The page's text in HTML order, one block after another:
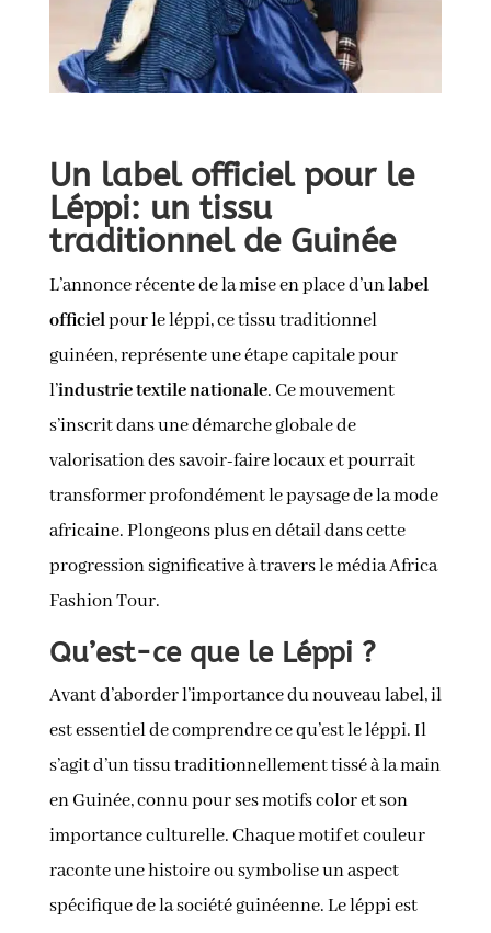
Un label officiel pour le
Léppi: un tissu
traditionnel de Guinée
L’annonce récente de la mise en place d’unlabel
officielpour le léppi, ce tissu traditionnel
guinéen, représente une étape capitale pour
l’industrie textile nationale. Ce mouvement
s’inscrit dans une démarche globale de
valorisation des savoir-faire locaux et pourrait
transformer profondément le paysage de la mode
africaine. Plongeons plus en détail dans cette
progression significative à travers le média Africa
Fashion Tour.
Qu’est-ce que le Léppi ?
Avant d’aborder l’importance du nouveau label, il
est essentiel de comprendre ce qu’est le léppi. Il
s’agit d’un tissu traditionnellement tissé à la main
en Guinée, connu pour ses motifs color et son
importance culturelle. Chaque motif et couleur
raconte une histoire ou symbolise un aspect
spécifique de la société guinéenne. Le léppi est